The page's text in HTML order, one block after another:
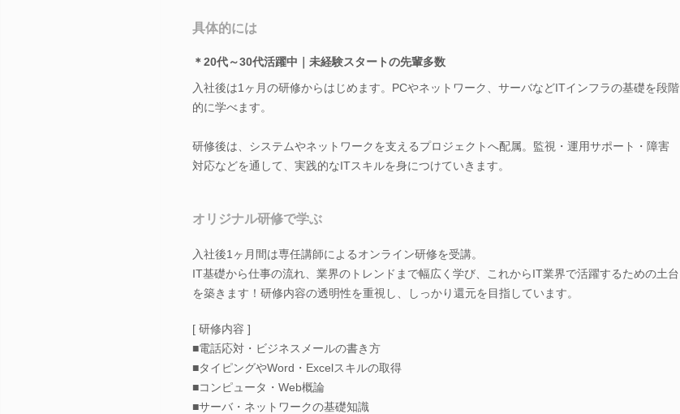
具体的には
＊20代～30代活躍中｜未経験スタートの先輩多数
入社後は1ヶ月の研修からはじめます。PCやネットワーク、サーバなどITインフラの基礎を段階
的に学べます。
研修後は、システムやネットワークを支えるプロジェクトへ配属。監視・運用サポート・障害
対応などを通して、実践的なITスキルを身につけていきます。
オリジナル研修で学ぶ
入社後1ヶ月間は専任講師によるオンライン研修を受講。
IT基礎から仕事の流れ、業界のトレンドまで幅広く学び、これからIT業界で活躍するための土台
を築きます！研修内容の透明性を重視し、しっかり還元を目指しています。
[ 研修内容 ]
■電話応対・ビジネスメールの書き方
■タイピングやWord・Excelスキルの取得
■コンピュータ・Web概論
■サーバ・ネットワークの基礎知識